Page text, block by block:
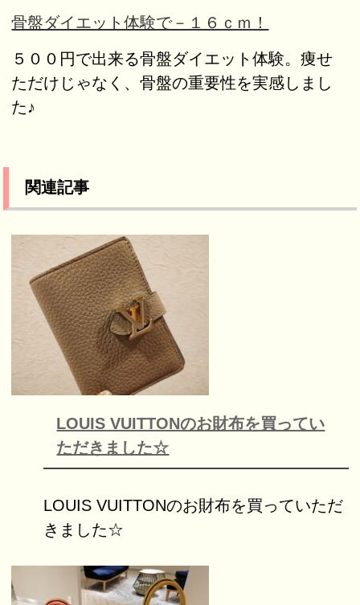
骨盤ダイエット体験で－１６ｃｍ！
５００円で出来る骨盤ダイエット体験。痩せ
ただけじゃなく、骨盤の重要性を実感しまし
た♪
関連記事
LOUIS VUITTONのお財布を買ってい
ただきました☆
LOUIS VUITTONのお財布を買っていただ
きました☆